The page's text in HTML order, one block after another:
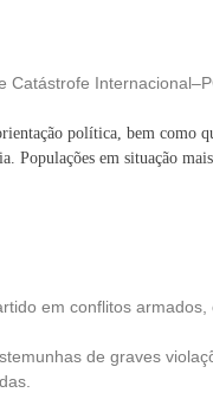
política, bem como
Populações em situação
em conflitos armados,
de graves